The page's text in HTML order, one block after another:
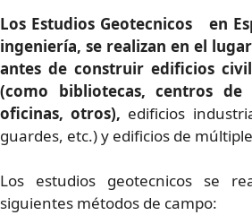
Los Estudios Geotecnicos en
ingeniería, se realizan en el
antes de construir edificios
(como bibliotecas, centros
oficinas, otros), edificios
guardes, etc.) y edificios de
Los estudios geotecnicos se
siguientes métodos de campo: